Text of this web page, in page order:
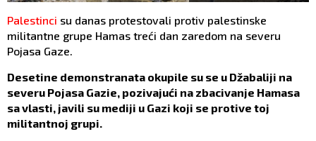
Palestinci su danas protestovali protiv palestinske
militantne grupe Hamas treći dan zaredom na severu
Pojasa Gaze.
Desetine demonstranata okupile su se u Džabaliji na
severu Pojasa Gazie, pozivajući na zbacivanje Hamasa
sa vlasti, javili su mediji u Gazi koji se protive toj
militantnoj grupi.